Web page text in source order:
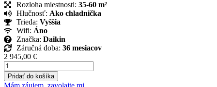
Rozloha miestnosti: 35-60 m²
Hlučnosť: Ako chladnička
Trieda: Vyššia
Wifi: Áno
Značka: Daikin
Záručná doba: 36 mesiacov
2 945,00 €
množstvo
Daikin
Perfera
Pridať do košíka